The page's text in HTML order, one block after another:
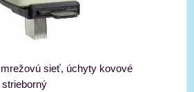
sieť, úchyty kovové